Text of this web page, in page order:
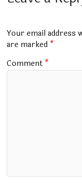
o
k
p
p
Your email address
are marked *
Comment *